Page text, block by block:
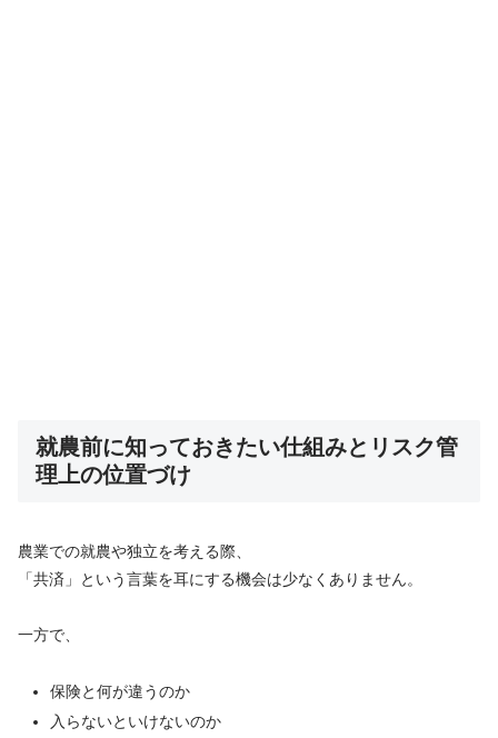
就農前に知っておきたい仕組みとリスク管
理上の位置づけ
農業での就農や独立を考える際、
「共済」という言葉を耳にする機会は少なくありません。
一方で、
保険と何が違うのか
入らないといけないのか